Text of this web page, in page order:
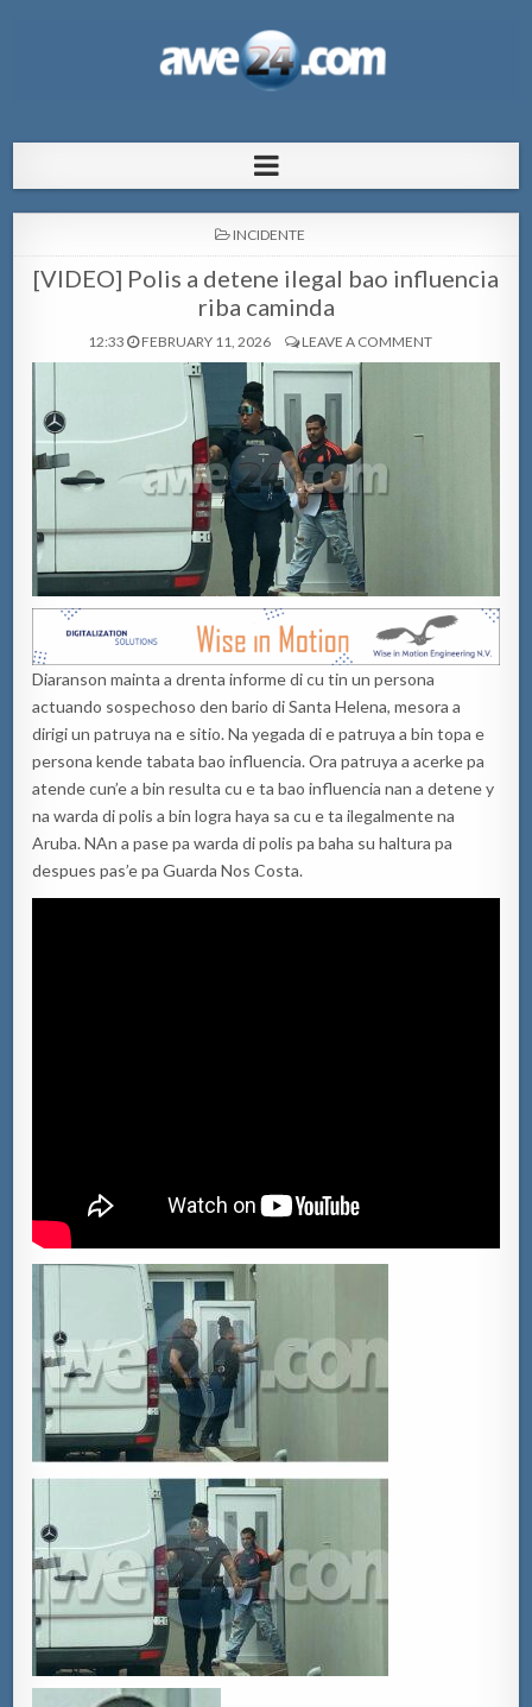
pa Aruba
POSTED
INCIDENTE
[VIDEO] Polis a detene ilegal bao influencia
riba caminda
12:33 FEBRUARY 11, 2026 LEAVE A COMMENT
Diaranson mainta a drenta informe di cu tin un persona
actuando sospechoso den bario di Santa Helena, mesora a
dirigi un patruya na e sitio. Na yegada di e patruya a bin topa e
persona kende tabata bao influencia. Ora patruya a acerke pa
atende cun’e a bin resulta cu e ta bao influencia nan a detene y
na warda di polis a bin logra haya sa cu e ta ilegalmente na
Aruba. NAn a pase pa warda di polis pa baha su haltura pa
despues pas’e pa Guarda Nos Costa.